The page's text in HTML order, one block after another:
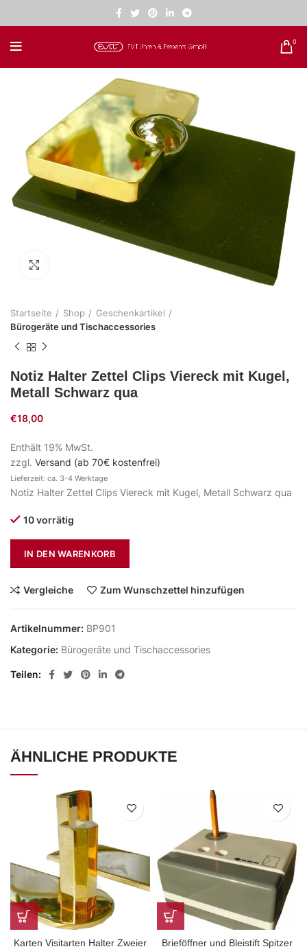
0
Startseite Shop
Geschenkartikel
Bürogeräte und Tischaccessories
Notiz Halter Zettel Clips Viereck mit Kugel,
Metall Schwarz qua
€18,00
Enthält 19% MwSt.
zzgl. Versand (ab 70€ kostenfrei)
Lieferzeit: ca. 3-4 Werktage
Notiz Halter Zettel Clips Viereck mit Kugel, Metall Schwarz qua
10 vorrätig
IN DEN WARENKORB
Vergleiche Zum Wunschzettel hinzufügen
Artikelnummer: BP901
Kategorie: Bürogeräte und Tischaccessories
Teilen
ÄHNLICHE PRODUKTE
Karten Visitarten Halter Zweier
Brieföffner und Bleistift Spitzer